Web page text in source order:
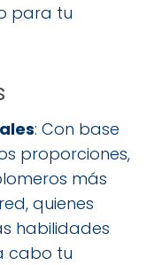
para tu
: Con base
proporciones,
más
quienes
habilidades
cabo tu